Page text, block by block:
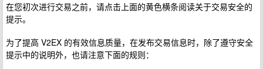
在您初次进行交易之前，请点击上面的黄色横条阅读关于交易安全的
提示。
为了提高 V2EX 的有效信息质量，在发布交易信息时，除了遵守安全
提示中的说明外，也请注意下面的规则：